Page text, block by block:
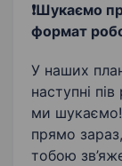
❗️Шукаємо
формат
У наших
наступні
ми
прямо
тобою